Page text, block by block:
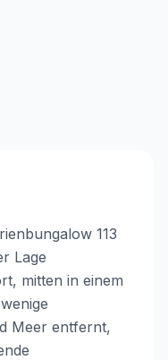
113
Lage
mitten in einem
Meer entfernt,